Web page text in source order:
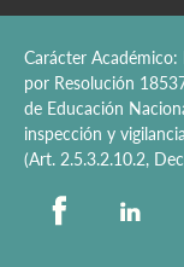
Carácter
por Resolución
de Educación
inspección y
(Art. 2.5.3.2.10.2,